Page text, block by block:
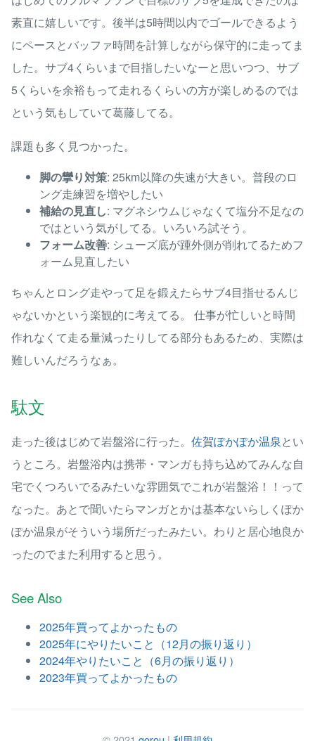
素直に嬉しいです。後半は5時間以内でゴールできるよう
にペースとバッファ時間を計算しながら保守的に走ってま
した。サブ4くらいまで目指したいなーと思いつつ、サブ
5くらいを余裕もって走れるくらいの方が楽しめるのでは
という気もしていて葛藤してる。
課題も多く見つかった。
脚の攣り対策: 25km以降の失速が大きい。普段のロ
ング走練習を増やしたい
補給の見直し: マグネシウムじゃなくて塩分不足なの
ではという気がしてる。いろいろ試そう。
フォーム改善: シューズ底が踵外側が削れてるためフ
ォーム見直したい
ちゃんとロング走やって足を鍛えたらサブ4目指せるんじ
ゃないかという楽観的に考えてる。 仕事が忙しいと時間
作れなくて走る量減ったりしてる部分もあるため、実際は
難しいんだろうなぁ。
駄文
走った後はじめて岩盤浴に行った。 佐賀ぽかぽか温泉 とい
うところ。岩盤浴内は携帯・マンガも持ち込めてみんな自
宅でくつろいでるみたいな雰囲気でこれが岩盤浴！！って
なった。あとで聞いたらマンガとかは基本ないらしくぽか
ぽか温泉がそういう場所だったみたい。わりと居心地良か
ったのでまた利用すると思う。
See Also
2025年買ってよかったもの
2025年にやりたいこと（12月の振り返り）
2024年やりたいこと（6月の振り返り）
2023年買ってよかったもの